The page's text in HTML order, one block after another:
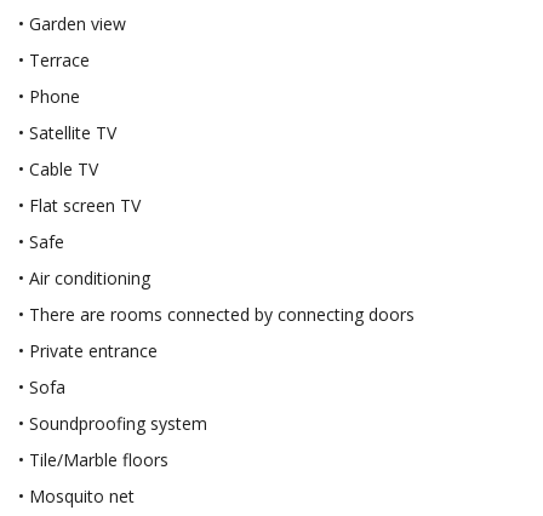
• Garden view
• Terrace
• Phone
• Satellite TV
• Cable TV
• Flat screen TV
• Safe
• Air conditioning
• There are rooms connected by connecting doors
• Private entrance
• Sofa
• Soundproofing system
• Tile/Marble floors
• Mosquito net